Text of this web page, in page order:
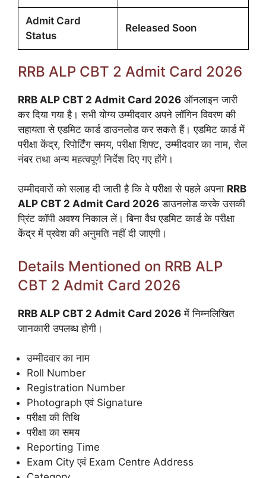
Admit Card
Status
Released Soon
RRB ALP CBT 2 Admit Card 2026
RRB ALP CBT 2 Admit Card 2026 ऑनलाइन जारी
कर दिया गया है। सभी योग्य उम्मीदवार अपने लॉगिन विवरण की
सहायता से एडमिट कार्ड डाउनलोड कर सकते हैं। एडमिट कार्ड में
परीक्षा केंद्र, रिपोर्टिंग समय, परीक्षा शिफ्ट, उम्मीदवार का नाम, रोल
नंबर तथा अन्य महत्वपूर्ण निर्देश दिए गए होंगे।
उम्मीदवारों को सलाह दी जाती है कि वे परीक्षा से पहले अपना RRB
ALP CBT 2 Admit Card 2026 डाउनलोड करके उसकी
प्रिंट कॉपी अवश्य निकाल लें। बिना वैध एडमिट कार्ड के परीक्षा
केंद्र में प्रवेश की अनुमति नहीं दी जाएगी।
Details Mentioned on RRB ALP
CBT 2 Admit Card 2026
RRB ALP CBT 2 Admit Card 2026 में निम्नलिखित
जानकारी उपलब्ध होगी।
उम्मीदवार का नाम
Roll Number
Registration Number
Photograph एवं Signature
परीक्षा की तिथि
परीक्षा का समय
Reporting Time
Exam City एवं Exam Centre Address